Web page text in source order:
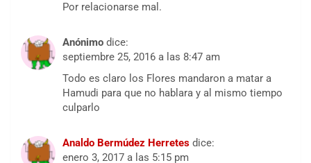
Por relacionarse mal.
Anónimo dice:
septiembre 25, 2016 a las 8:47 am
Todo es claro los Flores mandaron a matar a
Hamudi para que no hablara y al mismo tiempo
culparlo
Analdo Bermúdez Herretes dice:
enero 3, 2017 a las 5:15 pm